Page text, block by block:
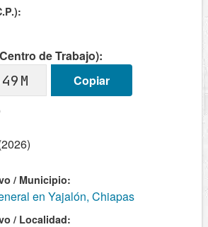
de Trabajo):
Copiar
/ Municipio:
en Yajalón, Chiapas
/ Localidad: